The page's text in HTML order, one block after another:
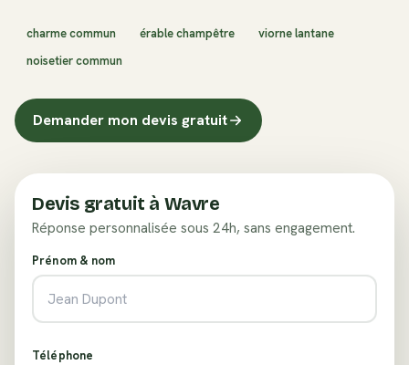
charme commun érable champêtre
viorne lantane
noisetier commun
Demander mon devis gratuit
Devis gratuit à Wavre
Réponse personnalisée sous 24h, sans engagement.
Prénom & nom
Téléphone